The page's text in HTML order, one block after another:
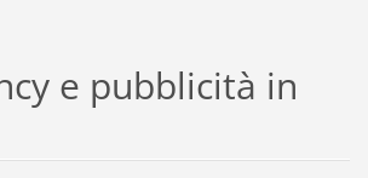
e pubblicità in